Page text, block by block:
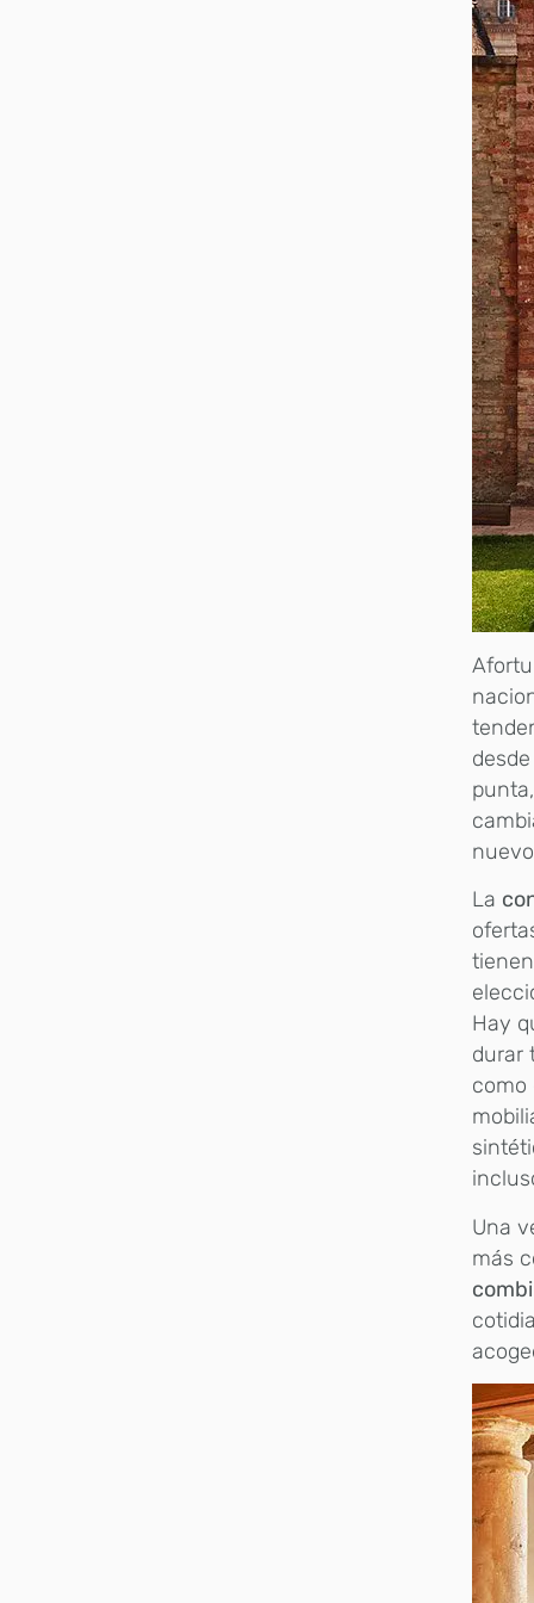
La
Hay
durar
como
Una
más